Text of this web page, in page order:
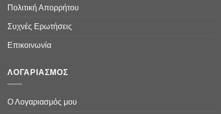
Πολιτική Απορρήτου
Συχνές Ερωτήσεις
Επικοινωνία
ΛΟΓΑΡΙΑΣΜΟΣ
Ο Λογαριασμός μου